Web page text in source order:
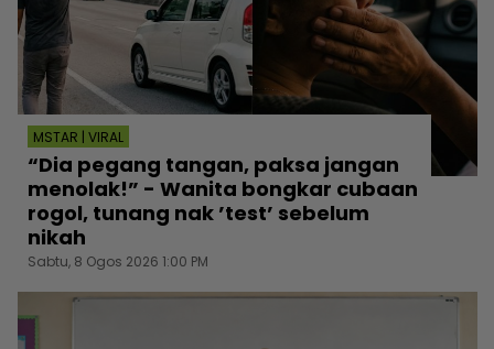
MSTAR | VIRAL
“Dia pegang tangan, paksa jangan
menolak!” - Wanita bongkar cubaan
rogol, tunang nak ’test’ sebelum
nikah
Sabtu, 8 Ogos 2026 1:00 PM